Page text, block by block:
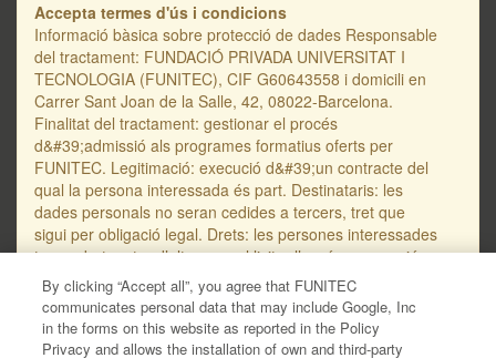
Accepta termes d'ús i condicions
Informació bàsica sobre protecció de dades Responsable
del tractament: FUNDACIÓ PRIVADA UNIVERSITAT I
TECNOLOGIA (FUNITEC), CIF G60643558 i domicili en
Carrer Sant Joan de la Salle, 42, 08022-Barcelona.
Finalitat del tractament: gestionar el procés
d&#39;admissió als programes formatius oferts per
FUNITEC. Legitimació: execució d&#39;un contracte del
qual la persona interessada és part. Destinataris: les
dades personals no seran cedides a tercers, tret que
sigui per obligació legal. Drets: les persones interessades
tenen dret, entre d’altres, a sol·licitar l’accés, supressió o
rectificació de les seves dades personals, així com a
oposar-se al seu tractament. L’adreça de correu
electrònic per a dirigir sol·licituds en referència a la
protecció de les dades personals és
By clicking “Accept all”, you agree that FUNITEC
communicates personal data that may include Google, Inc
in the forms on this website as reported in the Policy
Privacy and allows the installation of own and third-party